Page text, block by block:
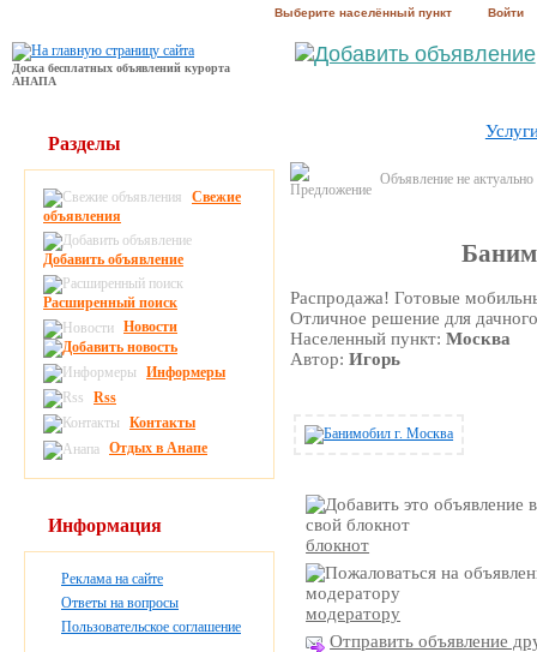
Выберите населённый пункт Войти
Доска бесплатных объявлений курорта
АНАПА
Объявление не
Распродажа! Готовые
Отличное решение для
Населенный пункт:Москва
Автор:Игорь
блокнот
модератору
Отправить объявление
Разделы
Свежие
объявления
Добавить объявление
Расширенный поиск
Новости
Информеры
Rss
Контакты
Отдых в Анапе
Информация
Реклама на сайте
Ответы на вопросы
Пользовательское соглашение